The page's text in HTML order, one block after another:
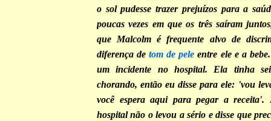
o sol pudesse trazer prejuízos para a
poucas vezes em que os três saíram
que Malcolm é frequente alvo de
diferença de tom de pele entre ele e a
um incidente no hospital. Ela tinha
chorando, então eu disse para ele: 'vou
você espera aqui para pegar a
hospital não o levou a sério e disse que